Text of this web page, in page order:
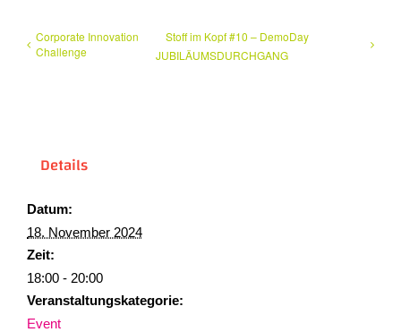
Corporate Innovation
Challenge
Stoff im Kopf #10 – DemoDay
JUBILÄUMSDURCHGANG
Details
Datum:
18. November 2024
Zeit:
18:00 - 20:00
Veranstaltungskategorie:
Event